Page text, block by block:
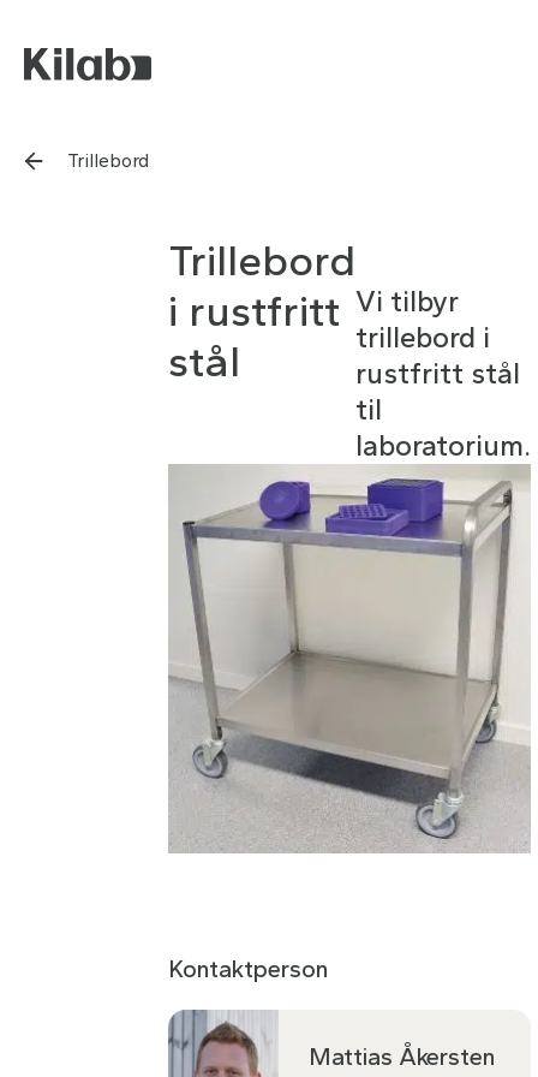
Trillebord
Trillebord
i rustfritt
stål
Vi tilbyr
trillebord i
rustfritt stål
til
laboratorium.
Kontaktperson
Mattias Åkersten